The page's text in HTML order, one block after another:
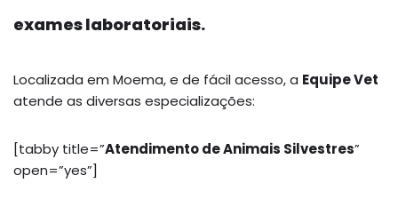
exames laboratoriais.
Localizada em Moema, e de fácil acesso, a Equipe Vet
atende as diversas especializações:
[tabby title=”Atendimento de Animais Silvestres”
open=”yes”]